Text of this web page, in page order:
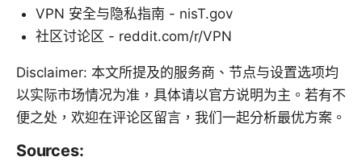
VPN 安全与隐私指南 - nisT.gov
社区讨论区 - reddit.com/r/VPN
Disclaimer: 本文所提及的服务商、节点与设置选项均
以实际市场情况为准，具体请以官方说明为主。若有不
便之处，欢迎在评论区留言，我们一起分析最优方案。
Sources: